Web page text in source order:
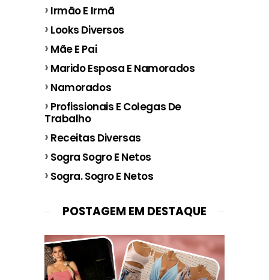
Irmão E Irmã
Looks Diversos
Mãe E Pai
Marido Esposa E Namorados
Namorados
Profissionais E Colegas De
Trabalho
Receitas Diversas
Sogra Sogro E Netos
Sogra. Sogro E Netos
POSTAGEM EM DESTAQUE